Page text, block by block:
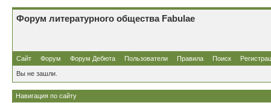
Форум литературного общества Fabulae
Сайт Форум Форум Дебюта Пользователи Правила Поиск
Вы не зашли.
Навигация по сайту